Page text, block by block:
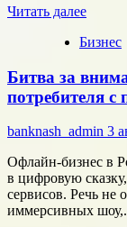
Читать далее
о
как
на
Бизнес
Битва за
потребителя
banknash_admin 3
Офлайн-бизнес в
в цифровую
сервисов. Речь не
иммерсивных